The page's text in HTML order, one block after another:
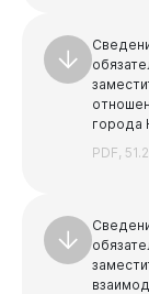
Бизнесу
города
PDF,